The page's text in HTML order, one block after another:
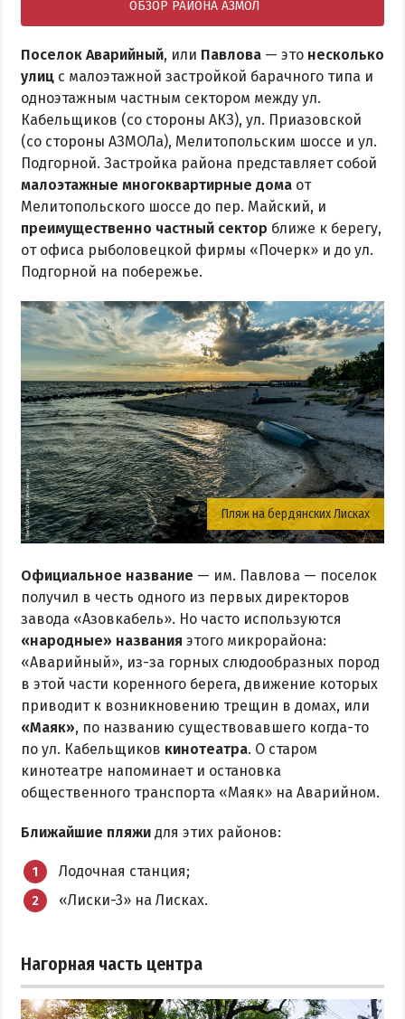
ОБЗОР РАЙОНА АЗМОЛ
Поселок Аварийный, или Павлова — это несколько
улиц с малоэтажной застройкой барачного типа и
одноэтажным частным сектором между ул.
Кабельщиков (со стороны АКЗ), ул. Приазовской
(со стороны АЗМОЛа), Мелитопольским шоссе и ул.
Подгорной. Застройка района представляет собой
малоэтажные многоквартирные дома от
Мелитопольского шоссе до пер. Майский, и
преимущественно частный сектор ближе к берегу,
от офиса рыболовецкой фирмы «Почерк» и до ул.
Подгорной на побережье.
Пляж на бердянских Лисках
Официальное название — им. Павлова — поселок
получил в честь одного из первых директоров
завода «Азовкабель». Но часто используются
«народные» названия этого микрорайона:
«Аварийный», из-за горных слюдообразных пород
в этой части коренного берега, движение которых
приводит к возникновению трещин в домах, или
«Маяк», по названию существовавшего когда-то
по ул. Кабельщиков кинотеатра. О старом
кинотеатре напоминает и остановка
общественного транспорта «Маяк» на Аварийном.
Ближайшие пляжи для этих районов:
Лодочная станция;
«Лиски-3» на Лисках.
Нагорная часть центра